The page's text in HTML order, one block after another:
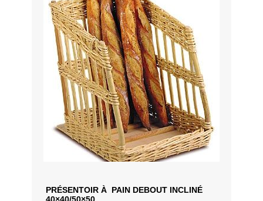
PRÉSENTOIR À PAIN DEBOUT INCLINÉ
AJOUTER AU DEVIS